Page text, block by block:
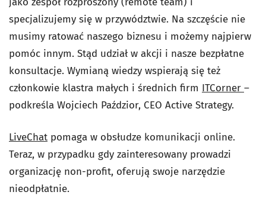
specjalizujemy się w przywództwie. Na szczęście nie
musimy ratować naszego biznesu i możemy najpierw
pomóc innym. Stąd udział w akcji i nasze bezpłatne
konsultacje. Wymianą wiedzy wspierają się też
członkowie klastra małych i średnich firm ITCorner –
podkreśla Wojciech Paździor, CEO Active Strategy.
LiveChat pomaga w obsłudze komunikacji online.
Teraz, w przypadku gdy zainteresowany prowadzi
organizację non-profit, oferują swoje narzędzie
nieodpłatnie.